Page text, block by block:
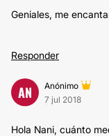
Geniales, me
Responder
AN
Anónimo
7 jul 2018
Hola Nani, cuánto